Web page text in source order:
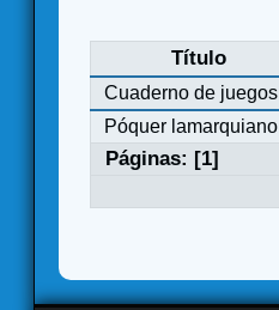
Título
Cuaderno de juegos
Póquer lamarquiano
Páginas: [1]